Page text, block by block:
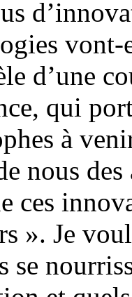
vont-
d’une
qui
à
nous
ces
». Je
se